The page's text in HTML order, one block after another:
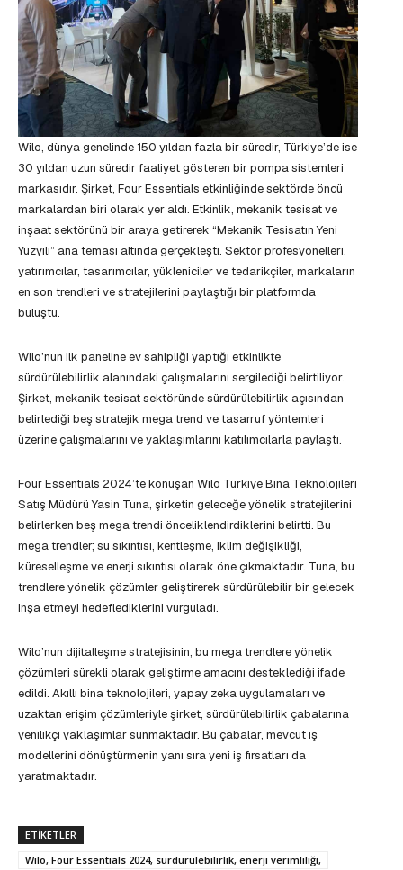
Wilo, dünya genelinde 150 yıldan fazla bir süredir, Türkiye’de ise
30 yıldan uzun süredir faaliyet gösteren bir pompa sistemleri
markasıdır. Şirket, Four Essentials etkinliğinde sektörde öncü
markalardan biri olarak yer aldı. Etkinlik, mekanik tesisat ve
inşaat sektörünü bir araya getirerek “Mekanik Tesisatın Yeni
Yüzyılı” ana teması altında gerçekleşti. Sektör profesyonelleri,
yatırımcılar, tasarımcılar, yükleniciler ve tedarikçiler, markaların
en son trendleri ve stratejilerini paylaştığı bir platformda
buluştu.
Wilo’nun ilk paneline ev sahipliği yaptığı etkinlikte
sürdürülebilirlik alanındaki çalışmalarını sergilediği belirtiliyor.
Şirket, mekanik tesisat sektöründe sürdürülebilirlik açısından
belirlediği beş stratejik mega trend ve tasarruf yöntemleri
üzerine çalışmalarını ve yaklaşımlarını katılımcılarla paylaştı.
Four Essentials 2024’te konuşan Wilo Türkiye Bina Teknolojileri
Satış Müdürü Yasin Tuna, şirketin geleceğe yönelik stratejilerini
belirlerken beş mega trendi önceliklendirdiklerini belirtti. Bu
mega trendler; su sıkıntısı, kentleşme, iklim değişikliği,
küreselleşme ve enerji sıkıntısı olarak öne çıkmaktadır. Tuna, bu
trendlere yönelik çözümler geliştirerek sürdürülebilir bir gelecek
inşa etmeyi hedeflediklerini vurguladı.
Wilo’nun dijitalleşme stratejisinin, bu mega trendlere yönelik
çözümleri sürekli olarak geliştirme amacını desteklediği ifade
edildi. Akıllı bina teknolojileri, yapay zeka uygulamaları ve
uzaktan erişim çözümleriyle şirket, sürdürülebilirlik çabalarına
yenilikçi yaklaşımlar sunmaktadır. Bu çabalar, mevcut iş
modellerini dönüştürmenin yanı sıra yeni iş fırsatları da
yaratmaktadır.
ETIKETLER
Wilo, Four Essentials 2024, sürdürülebilirlik, enerji verimliliği,